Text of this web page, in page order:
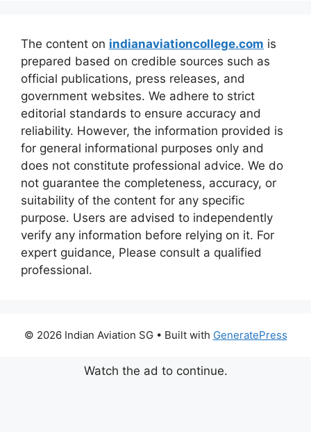
The content on indianaviationcollege.com is
prepared based on credible sources such as
official publications, press releases, and
government websites. We adhere to strict
editorial standards to ensure accuracy and
reliability. However, the information provided is
for general informational purposes only and
does not constitute professional advice. We do
not guarantee the completeness, accuracy, or
suitability of the content for any specific
purpose. Users are advised to independently
verify any information before relying on it. For
expert guidance, Please consult a qualified
professional.
© 2026 Indian Aviation SG• Built with GeneratePress
Watch the ad to continue.